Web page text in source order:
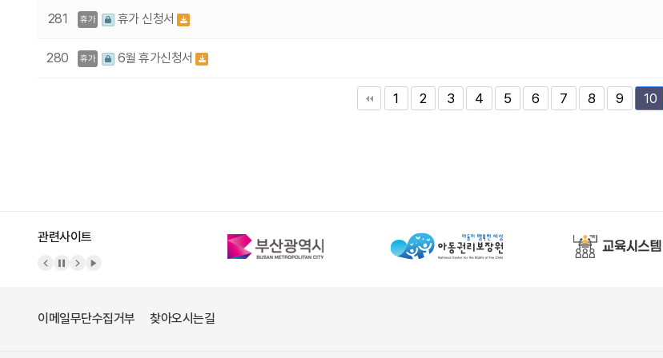
281 휴가 휴가 신청서
280 휴가 6월 휴가신청서
1 2 3 4 5 6 7 8 9 10
관련사이트
이메일무단수집거부 찾아오시는길